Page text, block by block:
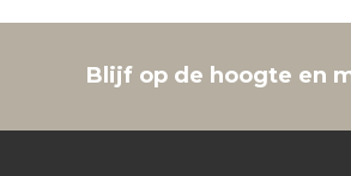
Blijf op de hoogte en